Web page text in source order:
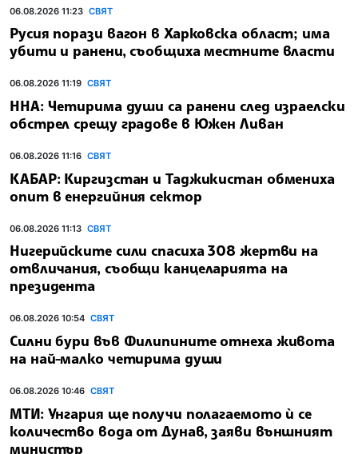
06.08.2026 11:23 СВЯТ
Русия порази вагон в Харковска област; има
убити и ранени, съобщиха местните власти
06.08.2026 11:19 СВЯТ
ННА: Четирима души са ранени след израелски
обстрел срещу градове в Южен Ливан
06.08.2026 11:16 СВЯТ
КАБАР: Киргизстан и Таджикистан обмениха
опит в енергийния сектор
06.08.2026 11:13 СВЯТ
Нигерийските сили спасиха 308 жертви на
отвличания, съобщи канцеларията на
президента
06.08.2026 10:54 СВЯТ
Силни бури във Филипините отнеха живота
на най-малко четирима души
06.08.2026 10:46 СВЯТ
МТИ: Унгария ще получи полагаемото ѝ се
количество вода от Дунав, заяви външният
министър